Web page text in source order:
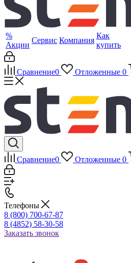
%
Акции
Сервис Компания
Как
купить
Сравнение0 Отложенные 0
Сравнение0 Отложенные 0
Телефоны
8 (800) 700-67-87
8 (4852) 58-30-58
Заказать звонок